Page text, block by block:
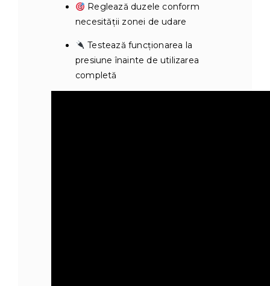
Reglează duzele conform
necesității zonei de udare
Testează funcționarea la
presiune înainte de utilizarea
completă